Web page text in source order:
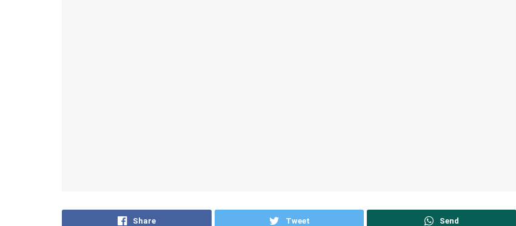
Share Tweet Send